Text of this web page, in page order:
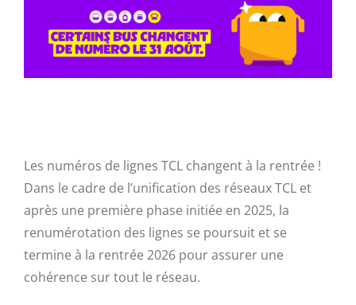
Les numéros de lignes TCL changent à la rentrée !
Dans le cadre de l’unification des réseaux TCL et
après une première phase initiée en 2025, la
renumérotation des lignes se poursuit et se
termine à la rentrée 2026 pour assurer une
cohérence sur tout le réseau.